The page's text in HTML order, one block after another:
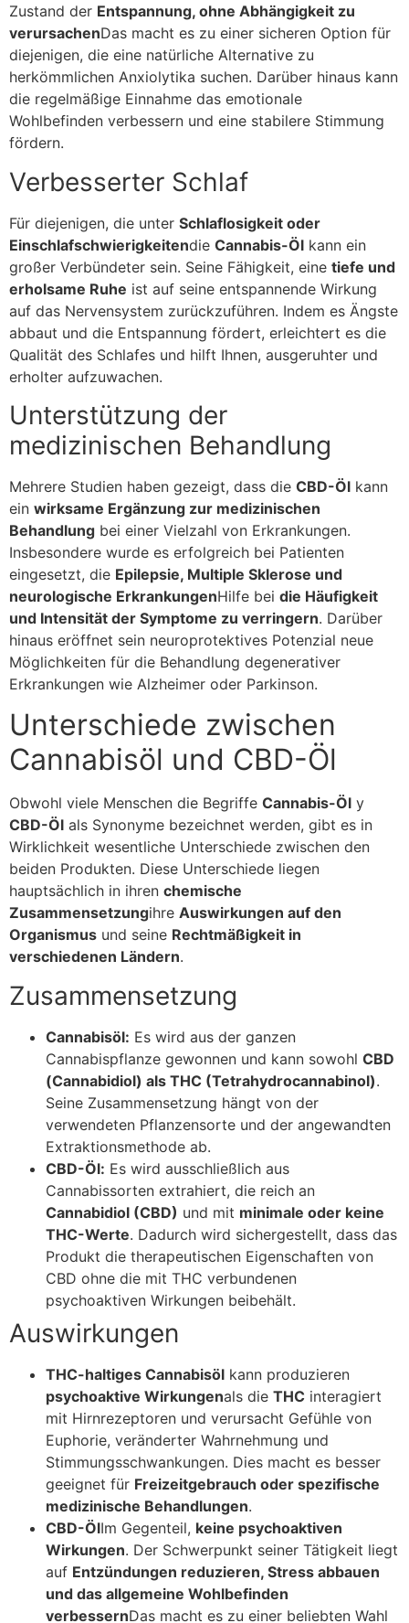
Zustand der Entspannung, ohne Abhängigkeit zu
verursachenDas macht es zu einer sicheren Option für
diejenigen, die eine natürliche Alternative zu
herkömmlichen Anxiolytika suchen. Darüber hinaus kann
die regelmäßige Einnahme das emotionale
Wohlbefinden verbessern und eine stabilere Stimmung
fördern.
Verbesserter Schlaf
Für diejenigen, die unter Schlaflosigkeit oder
Einschlafschwierigkeitendie Cannabis-Öl kann ein
großer Verbündeter sein. Seine Fähigkeit, eine tiefe und
erholsame Ruhe ist auf seine entspannende Wirkung
auf das Nervensystem zurückzuführen. Indem es Ängste
abbaut und die Entspannung fördert, erleichtert es die
Qualität des Schlafes und hilft Ihnen, ausgeruhter und
erholter aufzuwachen.
Unterstützung der
medizinischen Behandlung
Mehrere Studien haben gezeigt, dass die CBD-Öl kann
ein wirksame Ergänzung zur medizinischen
Behandlung bei einer Vielzahl von Erkrankungen.
Insbesondere wurde es erfolgreich bei Patienten
eingesetzt, die Epilepsie, Multiple Sklerose und
neurologische ErkrankungenHilfe bei die Häufigkeit
und Intensität der Symptome zu verringern. Darüber
hinaus eröffnet sein neuroprotektives Potenzial neue
Möglichkeiten für die Behandlung degenerativer
Erkrankungen wie Alzheimer oder Parkinson.
Unterschiede zwischen
Cannabisöl und CBD-Öl
Obwohl viele Menschen die Begriffe Cannabis-Öl y
CBD-Öl als Synonyme bezeichnet werden, gibt es in
Wirklichkeit wesentliche Unterschiede zwischen den
beiden Produkten. Diese Unterschiede liegen
hauptsächlich in ihren chemische
Zusammensetzungihre Auswirkungen auf den
Organismus und seine Rechtmäßigkeit in
verschiedenen Ländern.
Zusammensetzung
Cannabisöl: Es wird aus der ganzen
Cannabispflanze gewonnen und kann sowohl CBD
(Cannabidiol) als THC (Tetrahydrocannabinol).
Seine Zusammensetzung hängt von der
verwendeten Pflanzensorte und der angewandten
Extraktionsmethode ab.
CBD-Öl: Es wird ausschließlich aus
Cannabissorten extrahiert, die reich an
Cannabidiol (CBD) und mit minimale oder keine
THC-Werte. Dadurch wird sichergestellt, dass das
Produkt die therapeutischen Eigenschaften von
CBD ohne die mit THC verbundenen
psychoaktiven Wirkungen beibehält.
Auswirkungen
THC-haltiges Cannabisöl kann produzieren
psychoaktive Wirkungenals die THC interagiert
mit Hirnrezeptoren und verursacht Gefühle von
Euphorie, veränderter Wahrnehmung und
Stimmungsschwankungen. Dies macht es besser
geeignet für Freizeitgebrauch oder spezifische
medizinische Behandlungen.
CBD-ÖlIm Gegenteil, keine psychoaktiven
Wirkungen. Der Schwerpunkt seiner Tätigkeit liegt
auf Entzündungen reduzieren, Stress abbauen
und das allgemeine Wohlbefinden
verbessernDas macht es zu einer beliebten Wahl